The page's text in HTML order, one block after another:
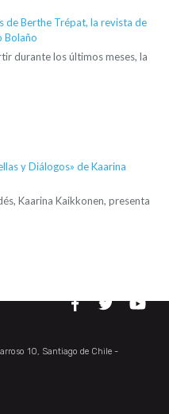
de Berthe Trépat, la revista de
Bolaño
durante los últimos meses, la
y Diálogos» de Kaarina
Kaarina Kaikkonen, presenta
10, Santiago de Chile -